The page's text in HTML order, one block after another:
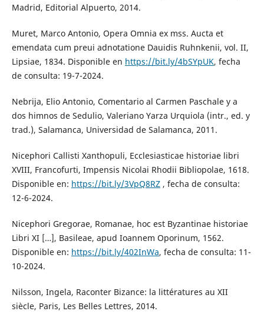
Madrid, Editorial Alpuerto, 2014.
Muret, Marco Antonio, Opera Omnia ex mss. Aucta et
emendata cum preui adnotatione Dauidis Ruhnkenii, vol. II,
Lipsiae, 1834. Disponible en https://bit.ly/4bSYpUK, fecha
de consulta: 19-7-2024.
Nebrija, Elio Antonio, Comentario al Carmen Paschale y a
dos himnos de Sedulio, Valeriano Yarza Urquiola (intr., ed. y
trad.), Salamanca, Universidad de Salamanca, 2011.
Nicephori Callisti Xanthopuli, Ecclesiasticae historiae libri
XVIII, Francofurti, Impensis Nicolai Rhodii Bibliopolae, 1618.
Disponible en: https://bit.ly/3VpQ8RZ, fecha de consulta:
12-6-2024.
Nicephori Gregorae, Romanae, hoc est Byzantinae historiae
Libri XI […], Basileae, apud Ioannem Oporinum, 1562.
Disponible en: https://bit.ly/402InWa, fecha de consulta: 11-
10-2024.
Nilsson, Ingela, Raconter Bizance: la littératures au XII
siècle, Paris, Les Belles Lettres, 2014.